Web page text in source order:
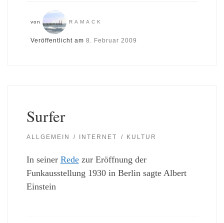
von RAMACK
Veröffentlicht am 8. Februar 2009
Surfer
ALLGEMEIN INTERNET KULTUR
In seiner Redezur Eröffnung der
Funkausstellung 1930 in Berlin sagte Albert
Einstein